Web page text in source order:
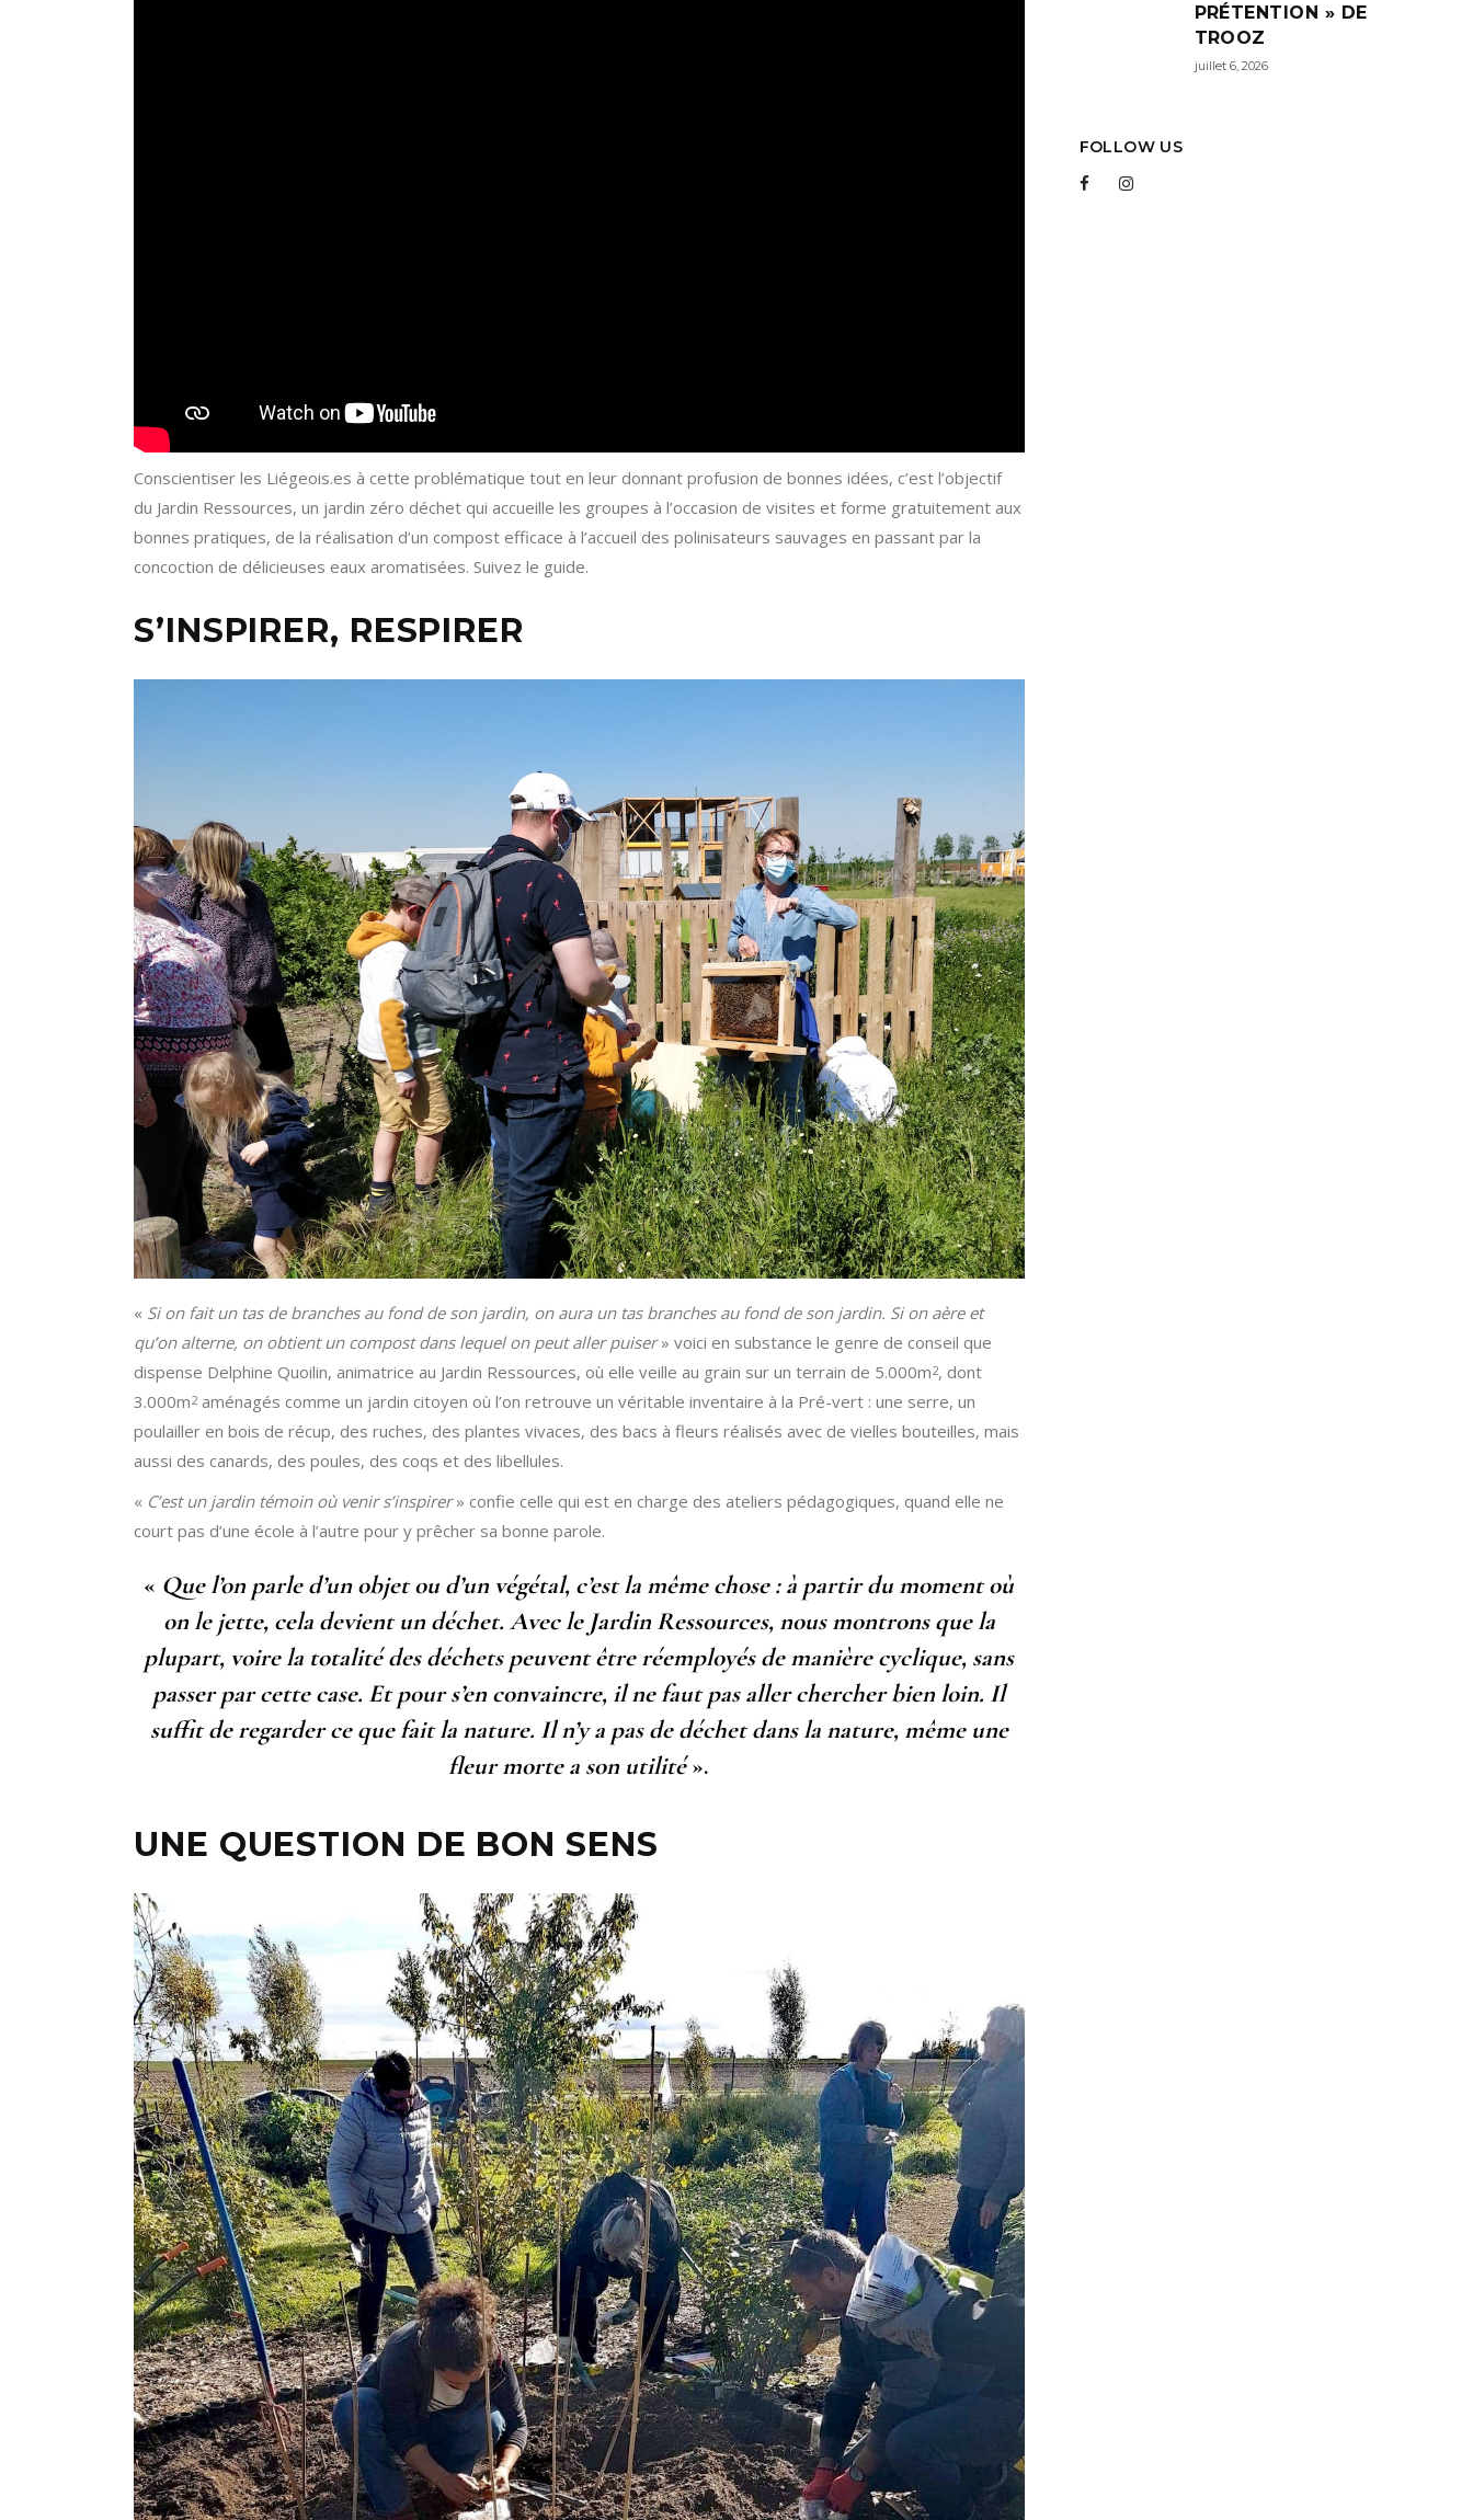
Conscientiser les Liégeois.es à cette problématique tout en leur donnant profusion de bonnes idées, c’est l’objectif
du Jardin Ressources, un jardin zéro déchet qui accueille les groupes à l’occasion de visites et forme gratuitement aux
bonnes pratiques, de la réalisation d’un compost efficace à l’accueil des polinisateurs sauvages en passant par la
concoction de délicieuses eaux aromatisées. Suivez le guide.
S’INSPIRER, RESPIRER
« Si on fait un tas de branches au fond de son jardin, on aura un tas branches au fond de son jardin. Si on aère et
qu’on alterne, on obtient un compost dans lequel on peut aller puiser» voici en substance le genre de conseil que
dispense Delphine Quoilin, animatrice au Jardin Ressources, où elle veille au grain sur un terrain de 5.000m2, dont
3.000m2aménagés comme un jardin citoyen où l’on retrouve un véritable inventaire à la Pré-vert : une serre, un
poulailler en bois de récup, des ruches, des plantes vivaces, des bacs à fleurs réalisés avec de vielles bouteilles, mais
aussi des canards, des poules, des coqs et des libellules.
« C’est un jardin témoin où venir s’inspirer» confie celle qui est en charge des ateliers pédagogiques, quand elle ne
court pas d’une école à l’autre pour y prêcher sa bonne parole.
« Que l’on parle d’un objet ou d’un végétal, c’est la même chose : à partir du moment où
on le jette, cela devient un déchet. Avec le Jardin Ressources, nous montrons que la
plupart, voire la totalité des déchets peuvent être réemployés de manière cyclique, sans
passer par cette case. Et pour s’en convaincre, il ne faut pas aller chercher bien loin. Il
suffit de regarder ce que fait la nature. Il n’y a pas de déchet dans la nature, même une
fleur morte a son utilité».
UNE QUESTION DE BON SENS
PRÉTENTION » DE
TROOZ
juillet 6, 2026
FOLLOW US